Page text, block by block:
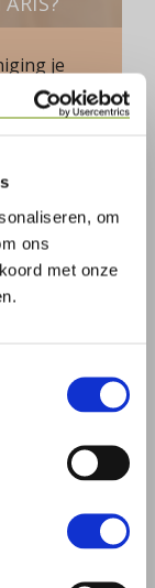
om
ons
met onze
je
bij